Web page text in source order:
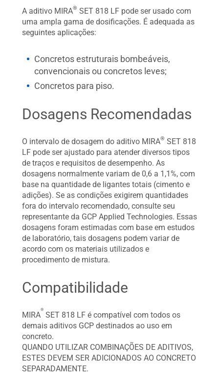
A aditivo MIRA® SET 818 LF pode ser usado com
uma ampla gama de dosificações. É adequada as
seguintes aplicações:
Concretos estruturais bombeáveis,
convencionais ou concretos leves;
Concretos para piso.
Dosagens Recomendadas
O intervalo de dosagem do aditivo MIRA® SET 818
LF pode ser ajustado para atender diversos tipos
de traços e requisitos de desempenho. As
dosagens normalmente variam de 0,6 a 1,1%, com
base na quantidade de ligantes totais (cimento e
adições). Se as condições exigirem quantidades
fora do intervalo recomendado, consulte seu
representante da GCP Applied Technologies. Essas
dosagens foram estimadas com base em estudos
de laboratório, tais dosagens podem variar de
acordo com os materiais utilizados e
procedimento de mistura.
Compatibilidade
MIRA
®
SET 818 LF é compatível com todos os
demais aditivos GCP destinados ao uso em
concreto.
QUANDO UTILIZAR COMBINAÇÕES DE ADITIVOS,
ESTES DEVEM SER ADICIONADOS AO CONCRETO
SEPARADAMENTE.